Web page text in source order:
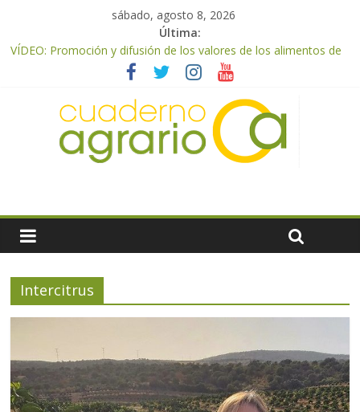
sábado, agosto 8, 2026
Última:
VÍDEO: Promoción y difusión de los valores de los alimentos de
origen cooperativo en escuelas de hostelería
UPA Granada advierte de una vendimia marcada por el
desplome de la demanda, que obligará a muchos viticultores a
dejar la uva en el campo
El Ministerio de Agricultura, Pesca y Alimentación impulsa un
nuevo protocolo de certificación del ibérico para reforzar la
meteorológicas y la incertidumbre en los precios
El Ministerio de Agricultura, Pesca y Alimentación autoriza el
remanentes disponibles
Intercitrus